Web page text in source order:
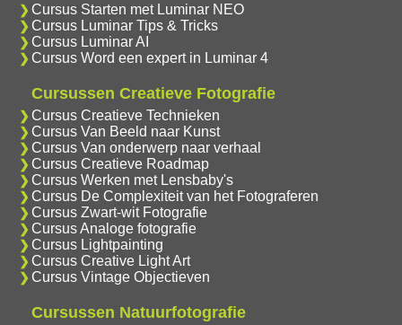
Cursus Starten met Luminar NEO
Cursus Luminar Tips & Tricks
Cursus Luminar AI
Cursus Word een expert in Luminar 4
Cursussen Creatieve Fotografie
Cursus Creatieve Technieken
Cursus Van Beeld naar Kunst
Cursus Van onderwerp naar verhaal
Cursus Creatieve Roadmap
Cursus Werken met Lensbaby's
Cursus De Complexiteit van het Fotograferen
Cursus Zwart-wit Fotografie
Cursus Analoge fotografie
Cursus Lightpainting
Cursus Creative Light Art
Cursus Vintage Objectieven
Cursussen Natuurfotografie